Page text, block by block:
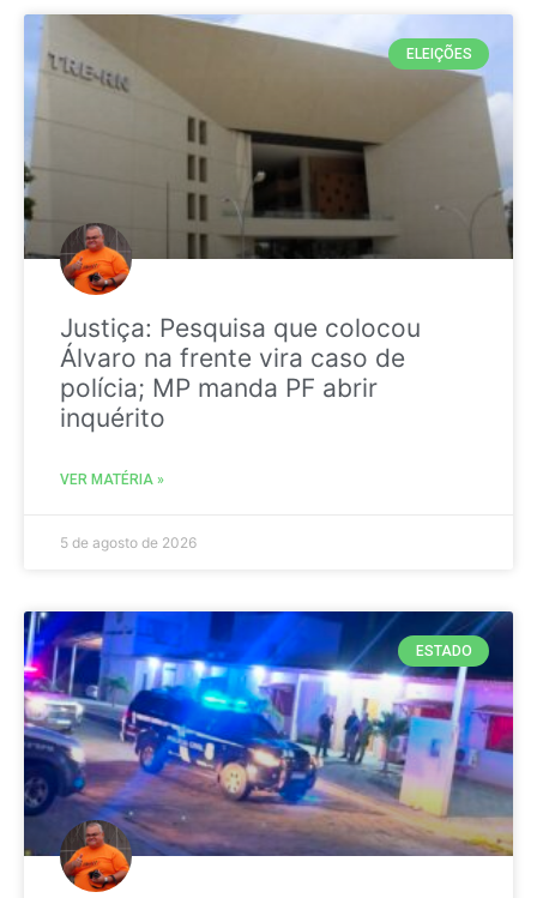
ELEIÇÕES
Justiça: Pesquisa que colocou
Álvaro na frente vira caso de
polícia; MP manda PF abrir
inquérito
VER MATÉRIA »
5 de agosto de 2026
ESTADO